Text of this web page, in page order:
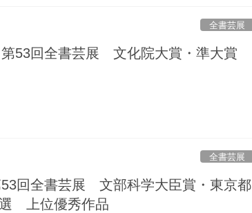
全書芸展
第53回全書芸展 文化院大賞・準大賞
全書芸展
回全書芸展 文部科学大臣賞・東京都
上位優秀作品